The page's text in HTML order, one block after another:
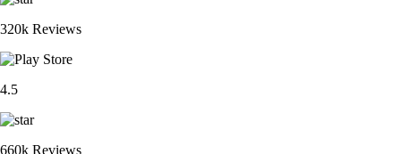
320k Reviews
4.5
660k Reviews